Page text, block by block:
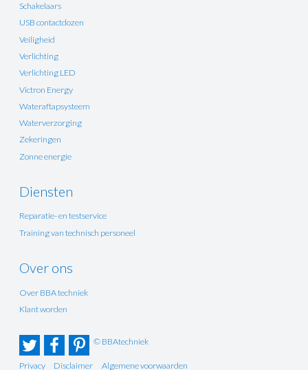
Schakelaars
USB contactdozen
Veiligheid
Verlichting
Verlichting LED
Victron Energy
Wateraftapsysteem
Waterverzorging
Zekeringen
Zonne energie
Diensten
Reparatie- en testservice
Training van technisch personeel
Over ons
Over BBA techniek
Klant worden
© BBAtechniek
Privacy Disclaimer Algemene voorwaarden